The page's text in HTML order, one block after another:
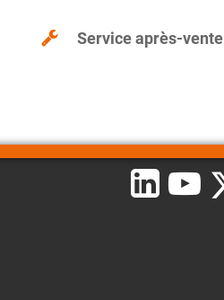
Service après-vente